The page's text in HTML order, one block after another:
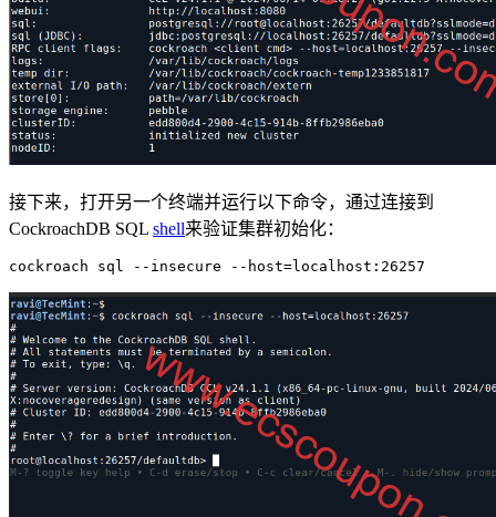
接下来，打开另一个终端并运行以下命令，通过连接到
CockroachDB SQL shell来验证集群初始化：
cockroach sql --insecure --host=localhost:26257